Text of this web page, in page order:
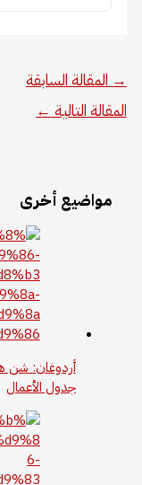
→ المقالة السابقة
المقالة التالية ←
مواضيع أخرى
أردوغان: شن
جدول الأعمال